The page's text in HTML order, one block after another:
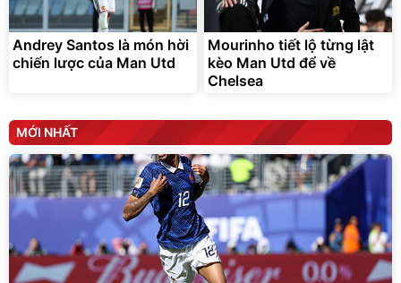
Andrey Santos là món hời
chiến lược của Man Utd
Mourinho tiết lộ từng lật
kèo Man Utd để về
Chelsea
MỚI NHẤT